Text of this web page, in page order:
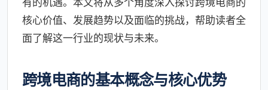
有的机遇。本文将从多个角度深入探讨跨境电商的
核心价值、发展趋势以及面临的挑战，帮助读者全
面了解这一行业的现状与未来。
跨境电商的基本概念与核心优势